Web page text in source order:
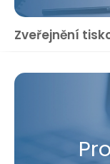
Zveřejnění